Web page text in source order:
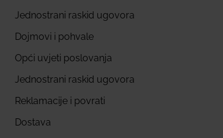
Jednostrani raskid ugovora
Dojmovi i pohvale
Opći uvjeti poslovanja
Jednostrani raskid ugovora
Reklamacije i povrati
Dostava